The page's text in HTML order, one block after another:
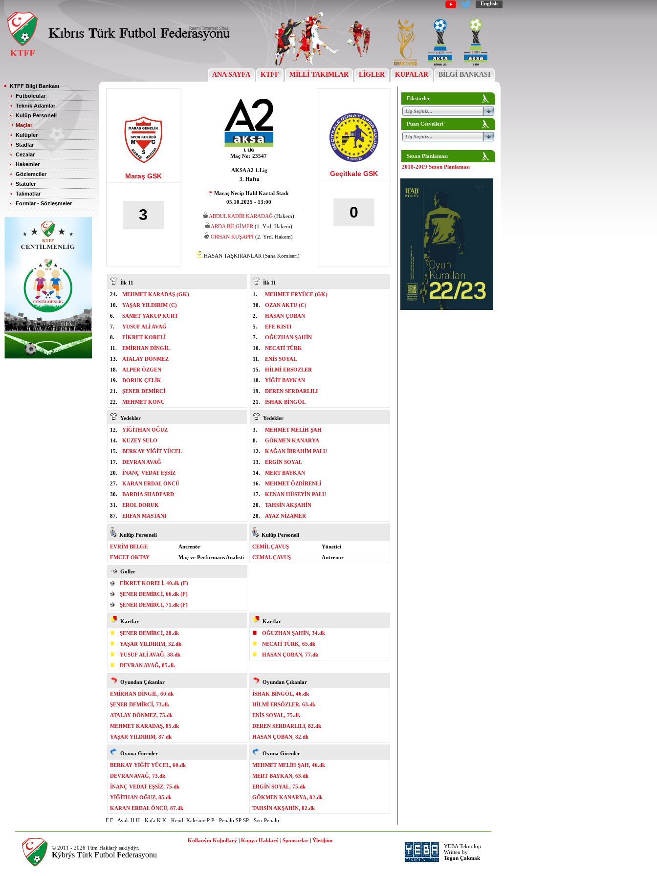
English
ANA SAYFA KTFF MİLLİ TAKIMLAR LİGLER KUPALAR BİLGİ BANKASI
KTFF Bilgi Bankası
Futbolcular
Teknik Adamlar
Kulüp Personeli
Maçlar
Kulüpler
Stadlar
Cezalar
Hakemler
Gözlemciler
Statüler
Talimatlar
Formlar - Sözleşmeler
Maraş GSK
3
Maç No: 23547
AKSA A2 1.Lig
3. Hafta
Maraş Necip Halil Kartal Stadı
05.10.2025 - 13:00
ABDULKADİR KARADAĞ (Hakem)
ARDA BİLGİMER (1. Yrd. Hakem)
ORHAN KUŞAPPİ (2. Yrd. Hakem)
HASAN TAŞKIRANLAR (Saha Komiseri)
Geçitkale GSK
0
İlk 11
24.
MEHMET KARADAŞ (GK)
10.
YAŞAR YILDIRIM (C)
6.
SAMET YAKUP KURT
7.
YUSUF ALİ AVAĞ
8.
FİKRET KORELİ
11.
EMİRHAN DİNGİL
13.
ATALAY DÖNMEZ
18.
ALPER ÖZGEN
19.
DORUK ÇELİK
21.
ŞENER DEMİRCİ
22.
MEHMET KONU
İlk 11
1.
MEHMET ERYÜCE (GK)
30.
OZAN AKTU (C)
2.
HASAN ÇOBAN
5.
EFE KISTI
7.
OĞUZHAN ŞAHİN
10.
NECATİ TÜRK
11.
ENİS SOYAL
15.
HİLMİ ERSÖZLER
18.
YİĞİT BAYKAN
19.
DEREN SERDARLILI
21.
İSHAK BİNGÖL
Yedekler
12.
YİĞİTHAN OĞUZ
14.
KUZEY SULO
15.
BERKAY YİĞİT YÜCEL
17.
DEVRAN AVAĞ
20.
İNANÇ VEDAT EŞSİZ
27.
KARAN ERDAL ÖNCÜ
30.
BARDIA SHADFARD
31.
EROL DORUK
87.
ERFAN MASTANI
Yedekler
3.
MEHMET MELİH ŞAH
8.
GÖKMEN KANARYA
12.
KAĞAN İBRAHİM PALU
13.
ERGİN SOYAL
14.
MERT BAYKAN
16.
MEHMET ÖZDİRENLİ
17.
KENAN HÜSEYİN PALU
20.
TAHSİN AKŞAHİN
28.
AYAZ NİZAMER
Kulüp Personeli
EVRİM BELGE
Antrenör
EMCET OKTAY
Maç ve Performans Analisti
Kulüp Personeli
CEMİL ÇAVUŞ
Yönetici
CEMAL ÇAVUŞ
Antrenör
Goller
FİKRET KORELİ, 40.dk (F)
ŞENER DEMİRCİ, 66.dk (F)
ŞENER DEMİRCİ, 71.dk (F)
Kartlar
ŞENER DEMİRCİ, 28.dk
YAŞAR YILDIRIM, 32.dk
YUSUF ALİ AVAĞ, 38.dk
DEVRAN AVAĞ, 85.dk
Kartlar
OĞUZHAN ŞAHİN, 34.dk
NECATİ TÜRK, 65.dk
HASAN ÇOBAN, 77.dk
Oyundan Çıkanlar
EMİRHAN DİNGİL, 60.dk
ŞENER DEMİRCİ, 73.dk
ATALAY DÖNMEZ, 75.dk
MEHMET KARADAŞ, 85.dk
YAŞAR YILDIRIM, 87.dk
Oyundan Çıkanlar
İSHAK BİNGÖL, 46.dk
HİLMİ ERSÖZLER, 63.dk
ENİS SOYAL, 75.dk
DEREN SERDARLILI, 82.dk
HASAN ÇOBAN, 82.dk
Oyuna Girenler
BERKAY YİĞİT YÜCEL, 60.dk
DEVRAN AVAĞ, 73.dk
İNANÇ VEDAT EŞSİZ, 75.dk
YİĞİTHAN OĞUZ, 85.dk
KARAN ERDAL ÖNCÜ, 87.dk
Oyuna Girenler
MEHMET MELİH ŞAH, 46.dk
MERT BAYKAN, 63.dk
ERGİN SOYAL, 75.dk
GÖKMEN KANARYA, 82.dk
TAHSİN AKŞAHİN, 82.dk
F:F - Ayak H:H - Kafa K:K - Kendi Kalesine P:P - Penaltı SP:SP - Seri Penaltı
Fikstürler
Puan Cetvelleri
Sezon Planlaması
2018-2019 Sezon Planlaması
© 2011 - 2026 Tüm Haklarý saklýdýr.
Kýbrýs Türk Futbol Federasyonu
Kullaným Koþullarý | Kopya Haklarý | Sponsorlar | Ýletiþim
YEBA Teknoloji
Written by
Togan Çakmak